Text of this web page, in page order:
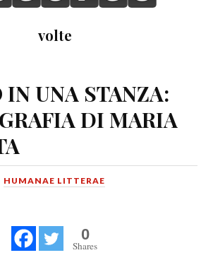
volte
UNA STANZA:
DI MARIA
HUMANAE LITTERAE
0
Shares